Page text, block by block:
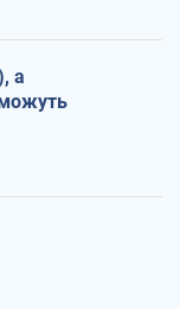
а
можуть